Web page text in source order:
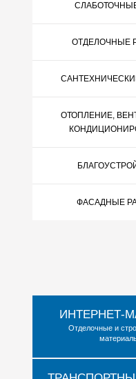
ОТДЕЛОЧНЫЕ
ОТОПЛЕНИЕ,
ФАСАДНЫЕ
ИНТЕРНЕТ-
Отделочные и